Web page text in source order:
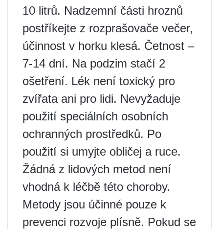
10 litrů. Nadzemní části hroznů
postříkejte z rozprašovače večer,
účinnost v horku klesá. Četnost –
7-14 dní. Na podzim stačí 2
ošetření. Lék není toxický pro
zvířata ani pro lidi. Nevyžaduje
použití speciálních osobních
ochranných prostředků. Po
použití si umyjte obličej a ruce.
Žádná z lidových metod není
vhodná k léčbě této choroby.
Metody jsou účinné pouze k
prevenci rozvoje plísně. Pokud se